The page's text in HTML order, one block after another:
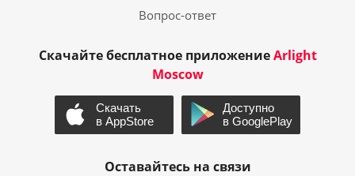
Вопрос-ответ
Скачайте бесплатное приложениеArlight
Moscow
Оставайтесь на связи